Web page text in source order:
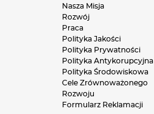
Nasza Misja
Rozwój
Praca
Polityka Jakości
Polityka Prywatności
Polityka Antykorupcyjna
Polityka Środowiskowa
Cele Zrównoważonego
Rozwoju
Formularz Reklamacji